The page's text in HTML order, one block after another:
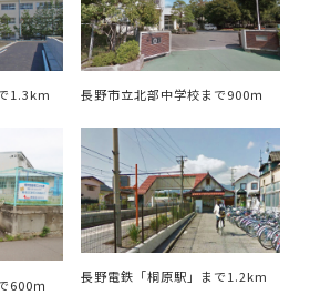
1.3km 長野市立北部中学校まで900ｍ
600ｍ 長野電鉄「桐原駅」まで1.2km